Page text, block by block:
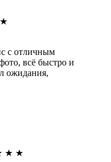
★
с отличным
всё быстро и
ожидания,
★ ★